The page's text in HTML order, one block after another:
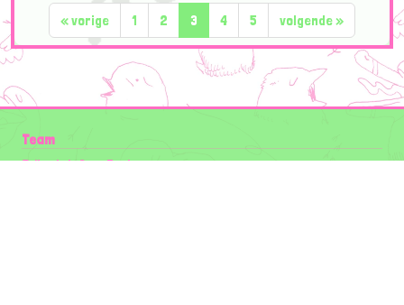
«vorige 1 2 3 4 5 volgende»
Team
Folkert de Boer Ecology